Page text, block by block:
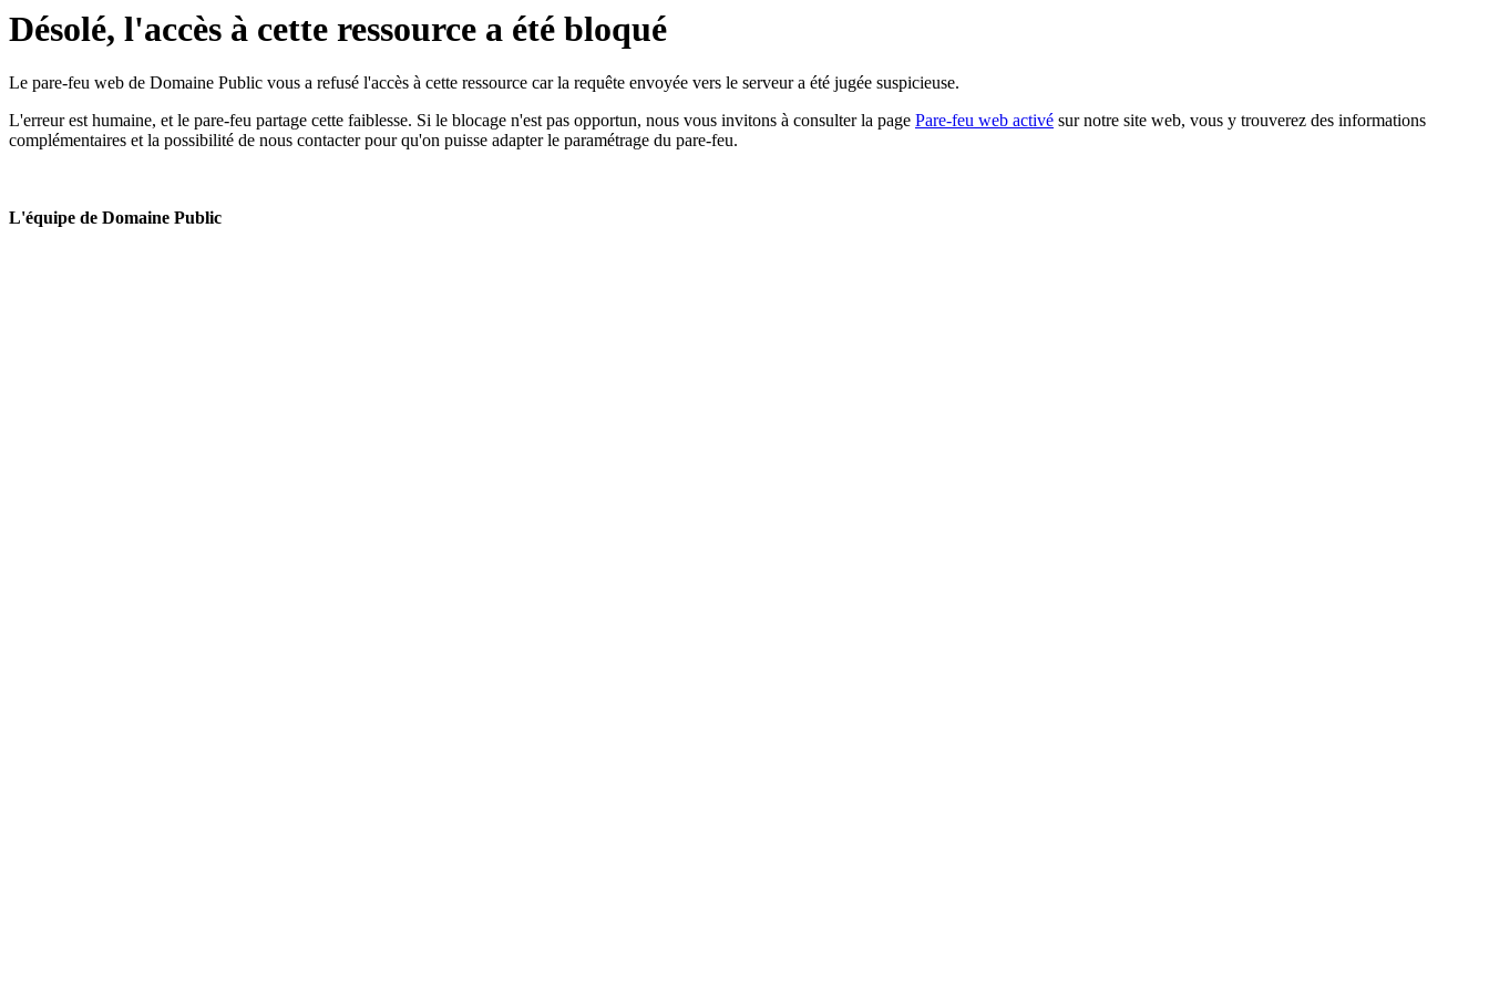
Désolé, l'accès à cette ressource a été bloqué
Le pare-feu web de Domaine Public vous a refusé l'accès à cette ressource car la requête envoyée vers le serveur a été jugée suspicieuse.
L'erreur est humaine, et le pare-feu partage cette faiblesse. Si le blocage n'est pas opportun, nous vous invitons à consulter la page Pare-feu web activé sur notre site web, vous y trouverez des informations
complémentaires et la possibilité de nous contacter pour qu'on puisse adapter le paramétrage du pare-feu.
L'équipe de Domaine Public